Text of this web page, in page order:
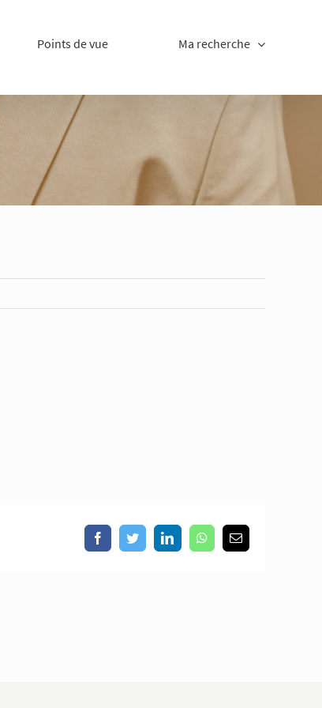
Points de vue Ma recherche
FacebookTwitterLinkedInWhatsApp
Email